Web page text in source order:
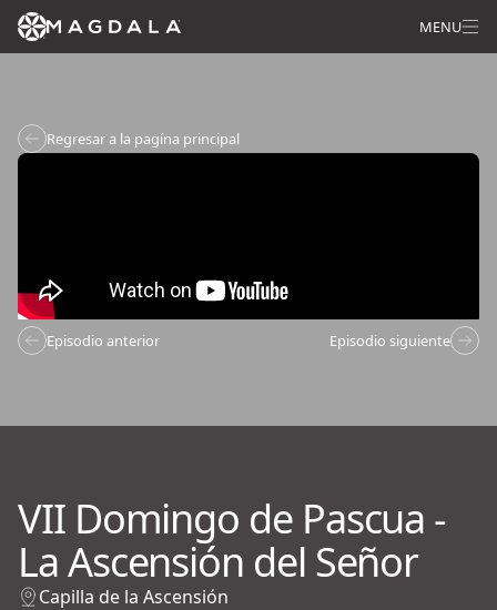
MENU
Regresar a la pagína principal
Episodio anterior Episodio siguiente
VII Domingo de Pascua -
La Ascensión del Señor
Capilla de la Ascensión